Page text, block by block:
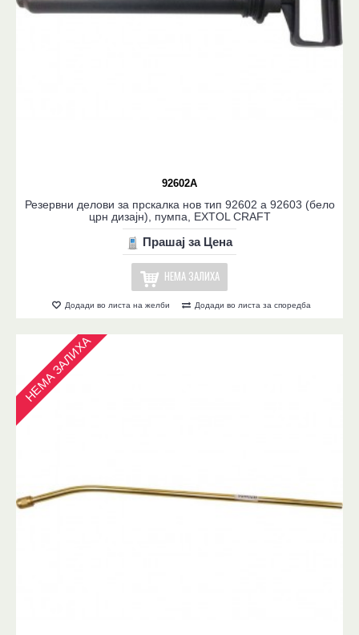
92602A
Резервни делови за прскалка нов тип 92602 a 92603 (бело
црн дизајн), пумпа, EXTOL CRAFT
Прашај за Цена
НЕМА ЗАЛИХА
Додади во листа на желби Додади во листа за споредба
НЕМА ЗАЛИХА